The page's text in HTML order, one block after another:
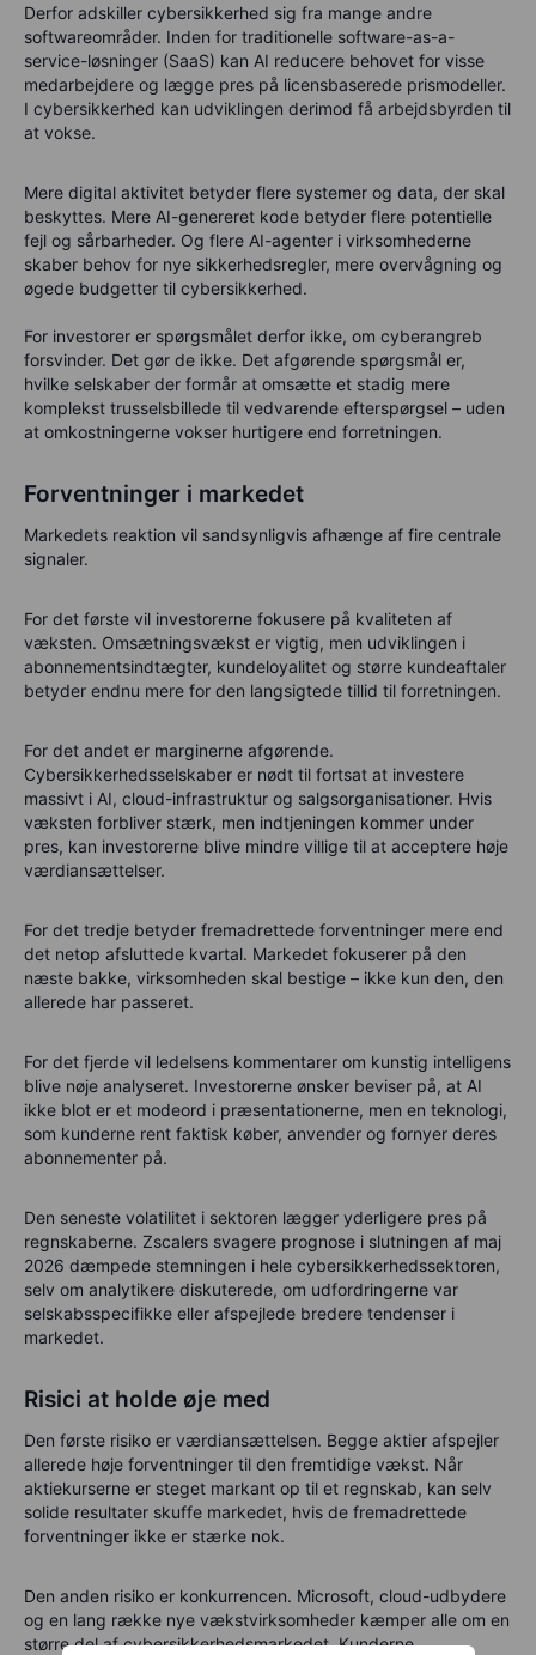
Derfor adskiller cybersikkerhed sig fra mange andre
softwareområder. Inden for traditionelle software-as-a-
service-løsninger (SaaS) kan AI reducere behovet for visse
medarbejdere og lægge pres på licensbaserede prismodeller.
I cybersikkerhed kan udviklingen derimod få arbejdsbyrden til
at vokse.
Mere digital aktivitet betyder flere systemer og data, der skal
beskyttes. Mere AI-genereret kode betyder flere potentielle
fejl og sårbarheder. Og flere AI-agenter i virksomhederne
skaber behov for nye sikkerhedsregler, mere overvågning og
øgede budgetter til cybersikkerhed.
For investorer er spørgsmålet derfor ikke, om cyberangreb
forsvinder. Det gør de ikke. Det afgørende spørgsmål er,
hvilke selskaber der formår at omsætte et stadig mere
komplekst trusselsbillede til vedvarende efterspørgsel – uden
at omkostningerne vokser hurtigere end forretningen.
Forventninger i markedet
Markedets reaktion vil sandsynligvis afhænge af fire centrale
signaler.
For det første vil investorerne fokusere på kvaliteten af
væksten. Omsætningsvækst er vigtig, men udviklingen i
abonnementsindtægter, kundeloyalitet og større kundeaftaler
betyder endnu mere for den langsigtede tillid til forretningen.
For det andet er marginerne afgørende.
Cybersikkerhedsselskaber er nødt til fortsat at investere
massivt i AI, cloud-infrastruktur og salgsorganisationer. Hvis
væksten forbliver stærk, men indtjeningen kommer under
pres, kan investorerne blive mindre villige til at acceptere høje
værdiansættelser.
For det tredje betyder fremadrettede forventninger mere end
det netop afsluttede kvartal. Markedet fokuserer på den
næste bakke, virksomheden skal bestige – ikke kun den, den
allerede har passeret.
For det fjerde vil ledelsens kommentarer om kunstig intelligens
blive nøje analyseret. Investorerne ønsker beviser på, at AI
ikke blot er et modeord i præsentationerne, men en teknologi,
som kunderne rent faktisk køber, anvender og fornyer deres
abonnementer på.
Den seneste volatilitet i sektoren lægger yderligere pres på
regnskaberne. Zscalers svagere prognose i slutningen af maj
2026 dæmpede stemningen i hele cybersikkerhedssektoren,
selv om analytikere diskuterede, om udfordringerne var
selskabsspecifikke eller afspejlede bredere tendenser i
markedet.
Risici at holde øje med
Den første risiko er værdiansættelsen. Begge aktier afspejler
allerede høje forventninger til den fremtidige vækst. Når
aktiekurserne er steget markant op til et regnskab, kan selv
solide resultater skuffe markedet, hvis de fremadrettede
forventninger ikke er stærke nok.
Den anden risiko er konkurrencen. Microsoft, cloud-udbydere
og en lang række nye vækstvirksomheder kæmper alle om en
større del af cybersikkerhedsmarkedet. Kunderne